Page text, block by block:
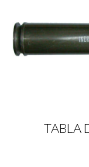
TABLA